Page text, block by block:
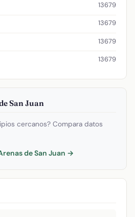
13679
13679
13679
13679
San Juan
cercanos? Compara datos
de San Juan →